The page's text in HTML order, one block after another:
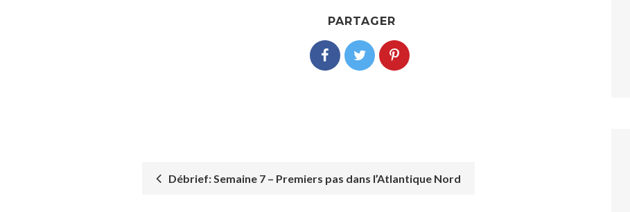
PARTAGER
Débrief: Semaine 7 – Premiers pas dans l’Atlantique Nord